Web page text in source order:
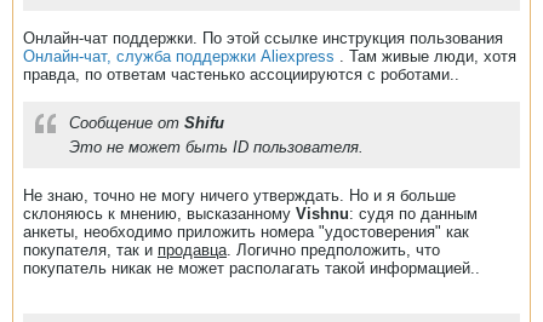
Онлайн-чат поддержки. По этой ссылке инструкция пользования
Онлайн-чат, служба поддержки Aliexpress . Там живые люди, хотя
правда, по ответам частенько ассоциируются с роботами..
Сообщение от Shifu
Это не может быть ID пользователя.
Не знаю, точно не могу ничего утверждать. Но и я больше
склоняюсь к мнению, высказанному Vishnu: судя по данным
анкеты, необходимо приложить номера "удостоверения" как
покупателя, так и продавца. Логично предположить, что
покупатель никак не может располагать такой информацией..